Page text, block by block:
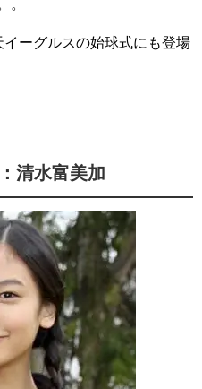
。
ーグルスの始球式にも登場
清水富美加